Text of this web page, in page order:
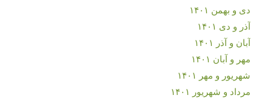
دی و بهمن ۱۴۰۱
آذر و دی ۱۴۰۱
آبان و آذر ۱۴۰۱
مهر و آبان ۱۴۰۱
شهریور و مهر ۱۴۰۱
مرداد و شهریور ۱۴۰۱